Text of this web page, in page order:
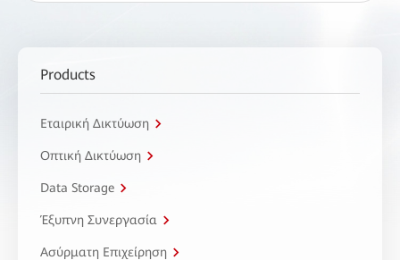
Products
Εταιρική Δικτύωση
Οπτική Δικτύωση
Data Storage
Έξυπνη Συνεργασία
Ασύρματη Επιχείρηση